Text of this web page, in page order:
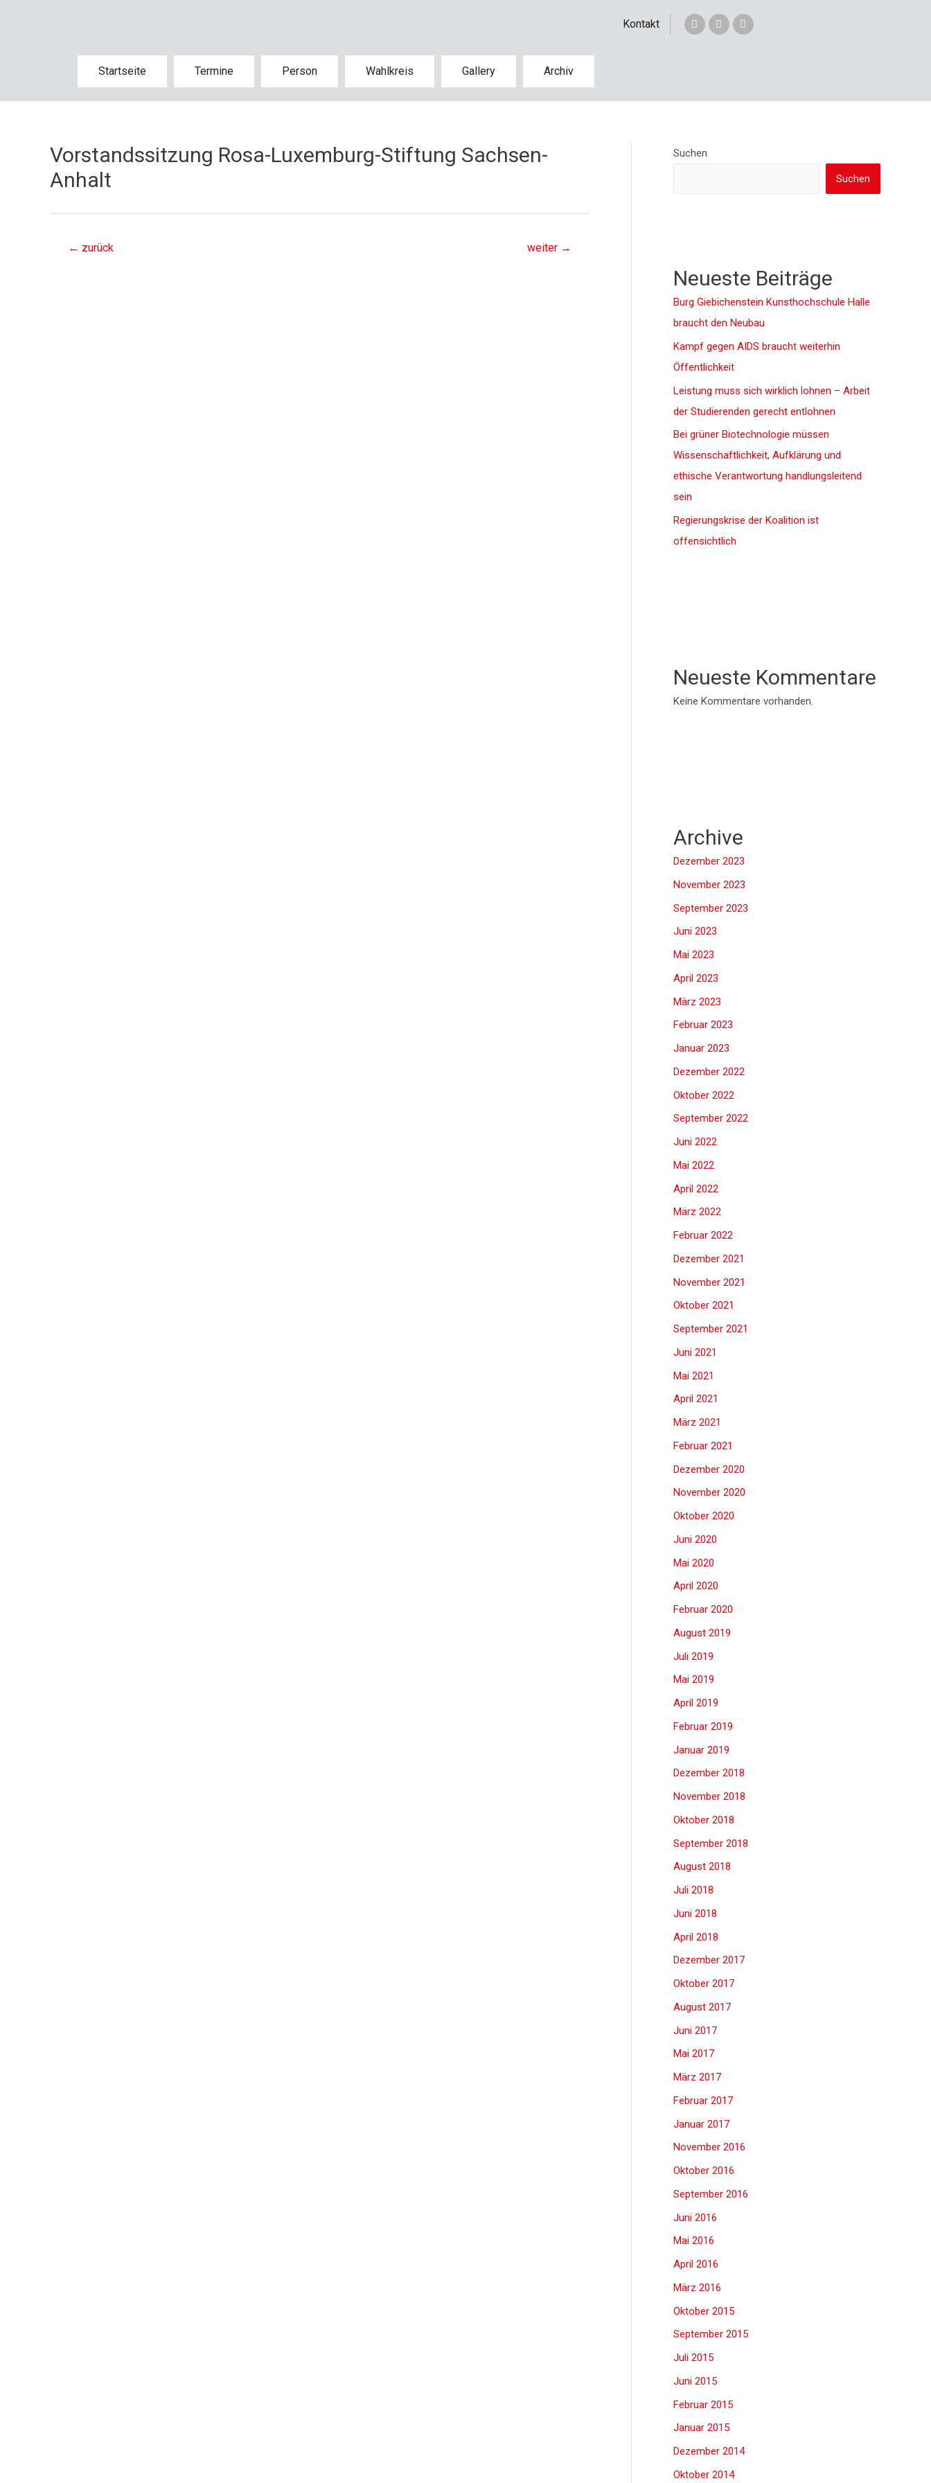
Kontakt
Startseite Termine Person Wahlkreis Gallery Archiv
Vorstandssitzung Rosa-Luxemburg-Stiftung Sachsen-
Anhalt
← zurück weiter →
Suchen
Suchen
Neueste Beiträge
Burg Giebichenstein Kunsthochschule Halle
braucht den Neubau
Kampf gegen AIDS braucht weiterhin
Öffentlichkeit
Leistung muss sich wirklich lohnen – Arbeit
der Studierenden gerecht entlohnen
Bei grüner Biotechnologie müssen
Wissenschaftlichkeit, Aufklärung und
ethische Verantwortung handlungsleitend
sein
Regierungskrise der Koalition ist
offensichtlich
Neueste Kommentare
Keine Kommentare vorhanden.
Archive
Dezember 2023
November 2023
September 2023
Juni 2023
Mai 2023
April 2023
März 2023
Februar 2023
Januar 2023
Dezember 2022
Oktober 2022
September 2022
Juni 2022
Mai 2022
April 2022
März 2022
Februar 2022
Dezember 2021
November 2021
Oktober 2021
September 2021
Juni 2021
Mai 2021
April 2021
März 2021
Februar 2021
Dezember 2020
November 2020
Oktober 2020
Juni 2020
Mai 2020
April 2020
Februar 2020
August 2019
Juli 2019
Mai 2019
April 2019
Februar 2019
Januar 2019
Dezember 2018
November 2018
Oktober 2018
September 2018
August 2018
Juli 2018
Juni 2018
April 2018
Dezember 2017
Oktober 2017
August 2017
Juni 2017
Mai 2017
März 2017
Februar 2017
Januar 2017
November 2016
Oktober 2016
September 2016
Juni 2016
Mai 2016
April 2016
März 2016
Oktober 2015
September 2015
Juli 2015
Juni 2015
Februar 2015
Januar 2015
Dezember 2014
Oktober 2014